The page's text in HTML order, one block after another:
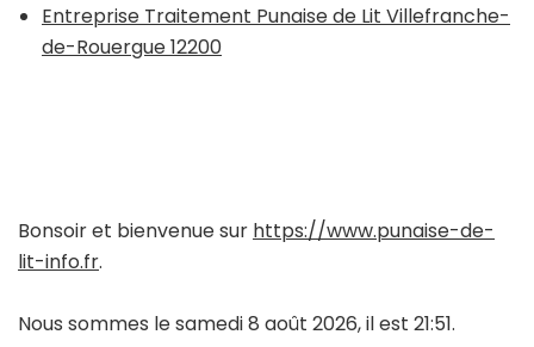
Entreprise Traitement Punaise de Lit Villefranche-
de-Rouergue 12200
Bonsoir et bienvenue sur https://www.punaise-de-
lit-info.fr.
Nous sommes le samedi 8 août 2026, il est 21:51.